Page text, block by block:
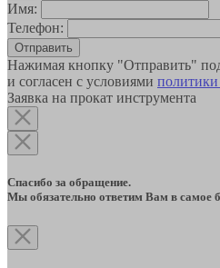
Имя:
Телефон:
Отправить
Нажимая кнопку "Отправить"
и согласен с условиями
Заявка на прокат инструмента
Спасибо за обращение.
Мы обязательно ответим Вам в самое